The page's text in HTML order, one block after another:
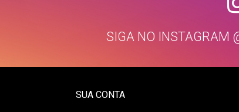
SIGA NO
SUA CONTA